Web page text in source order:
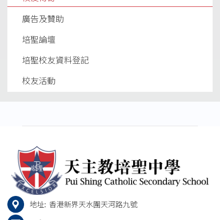
學畢業，台灣校友分會已誕生，母會卻還未成立，遂
催生香港校友母會之成立，當時陳達華任會長，嘉明
至以陳利昌為首的台灣畢業校友回港，重組校友母
會，嘉明一向熱心會務，繼陳利昌之後被推選擔任會
有左錦培、陸國康和他三人，還好都行畢全程。該次
的經驗令他醒覺每次辦活動必要有班底，擇校友之喜
好而為；最重要者乃校友會資源不足，每次活動均需
自負盈虧，須盡量減少閃失。而球類運動、聚餐等，
都是有較多捧場客，他期盼校友會能注入更多新面
孔，尤其新校的成員。並能與剛成立之天水圍校友分
如此：
當時激烈比賽祇剩下五秒鐘就結束，英華還領先一
分，而在英華場區葫蘆頂球證判有一跳球，隊長陳志
明急向跳球者瞄了一眼，示意將球拍向他的一方，跳
射，皮球竟沒投中，剛巧哨子聲響起，計時器回到零
英華球員於比賽完結前一剎那犯規！他阻止我們的神
中，得一分要加時、沒得分便落敗、得兩分便取勝！
關鍵所在，致令偌大的球場驟然鴉雀無聲！彷彿只聽
到陳志明撲通、撲通的心跳聲，他深吸一口氣後瞄
準、投射；糟糕！他覺手感有點兒不妥當，可幸皮球
在框上彈板後於喝采聲中穿入籃窩，平手了！歡呼後
和教數學的陳明生老師，當時最老友的同學是林國
雄、張炎奎、陳文傑及曾國裕等，然而現在都已沒有
考，由於對台灣認知不多，在毫無準備下以玩票心態
去應考，卻意外的被中興大學企業管理系取錄，會考
毅然赴台升學，踏足台灣後始知也獲浸會取錄，但抱
上，除使他了解彼邦的情況，來聽講的還有同班但文
靜的劉富華，也考得同校同系，減少了他的憂慮，加
上到台後師兄們的殷勤接待，包括接機、安排住宿和
到日月潭、籚山、霧社的迎新活動令他感激不矣。不
過也有難堪的時刻，給師兄們訓示時就不是味兒，這
也使他知道日後要多開口，四年大學是開心的，不祗
中，轉校後課本及授課由英文轉為中文，當然感到不
習慣。由屯門至天水圍(其時還未有輕鐵)要45分鐘車
程也覺費時，還幸新校沒有太嚴緊的傳統制度，加上
同學們的相處融洽，很快便適應了學校的新生活。她
回味的說 ：「 記得有一天早上，同學們還未吃早餐
已打鐘上班主任課，大家把早餐攤在自己的桌上，如
腸粉、炒麵等一大堆，各人就如吃自助餐般的邊吃邊
內打排球打至下午六、七時，要老師勸諭方肯回家。
選為「至 社」社長(校內有社：明、德、至、善為四
社社名，至社是其中一社)，已顯露其領導才能；她
人緣好做事認真，深獲同學們認同而樂於相助，猶如
打排球般的合作無間。要好的同學包括常並肩作戰的
排球隊友葉嘉敏，及入培聖第一天便認識且修讀相同
球校隊活動。熱愛運動的陳柄安先生曾多次入選香港
隊及港聯，不旦連續五屆入選香港明星選舉最佳十一
項運動教練及體育記者，現時是now寬頻電視足球評
述員。
1971年香港無線電視台有一個由星辰錶贊助「星辰
杯．校際常識問答比賽」，當時由現時於影視界仍得
賽中才華洋溢，表現出色，打敗多間學校勇奪冠軍。
廣告及贊助
培聖論壇
培聖校友資料登記
校友活動
地址: 香港新界天水圍天河路九號